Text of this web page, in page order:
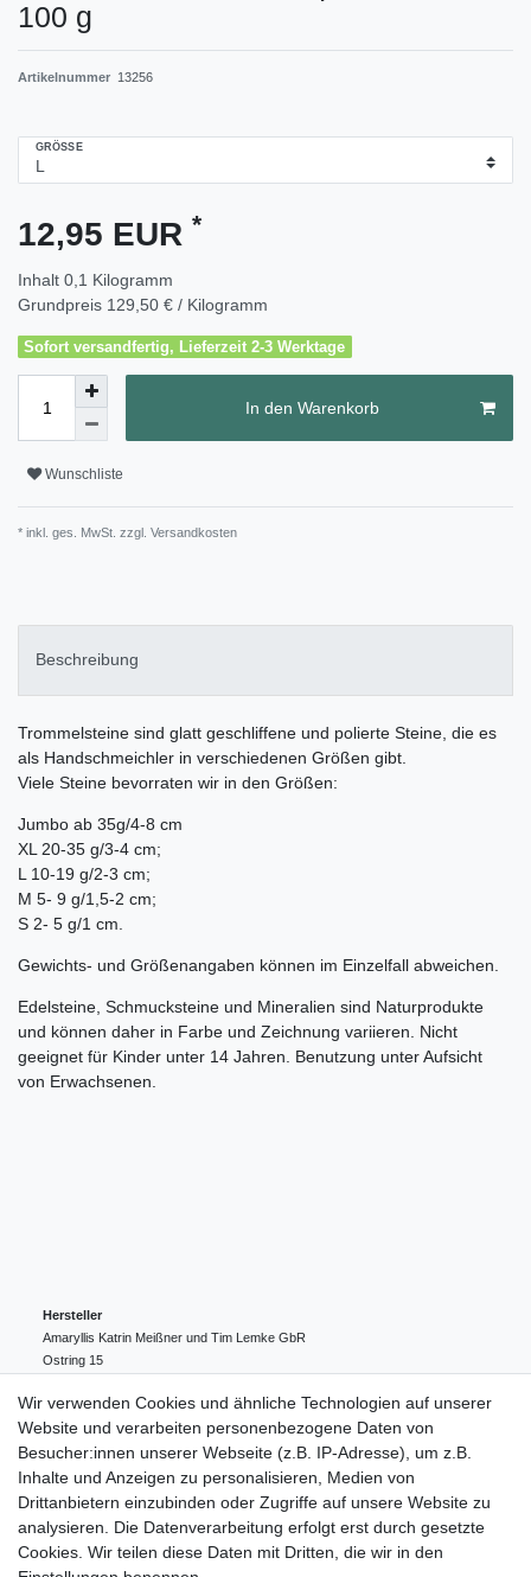
100 g
Artikelnummer 13256
GRÖSSE
12,95 EUR *
Inhalt 0,1 Kilogramm
Grundpreis 129,50 € / Kilogramm
Sofort versandfertig, Lieferzeit 2-3 Werktage
In den Warenkorb
Wunschliste
* inkl. ges. MwSt. zzgl. Versandkosten
Beschreibung
Trommelsteine sind glatt geschliffene und polierte Steine, die es
als Handschmeichler in verschiedenen Größen gibt.
Viele Steine bevorraten wir in den Größen:
Jumbo ab 35g/4-8 cm
XL 20-35 g/3-4 cm;
L 10-19 g/2-3 cm;
M 5- 9 g/1,5-2 cm;
S 2- 5 g/1 cm.
Gewichts- und Größenangaben können im Einzelfall abweichen.
Edelsteine, Schmucksteine und Mineralien sind Naturprodukte
und können daher in Farbe und Zeichnung variieren. Nicht
geeignet für Kinder unter 14 Jahren. Benutzung unter Aufsicht
von Erwachsenen.
Hersteller
Amaryllis Katrin Meißner und Tim Lemke GbR
Ostring 15
004943548099856
amaryllis-eckernfoerde@t-online.de
EU-Verantwortlicher
Amaryllis Katrin Meißner und Tim Lemke GbR
Ostring
15
004943548099856
amaryllis-eckernfoerde@t-online.de
Wir verwenden Cookies und ähnliche Technologien auf unserer
Website und verarbeiten personenbezogene Daten von
Besucher:innen unserer Webseite (z.B. IP-Adresse), um z.B.
Inhalte und Anzeigen zu personalisieren, Medien von
Drittanbietern einzubinden oder Zugriffe auf unsere Website zu
analysieren. Die Datenverarbeitung erfolgt erst durch gesetzte
Cookies. Wir teilen diese Daten mit Dritten, die wir in den